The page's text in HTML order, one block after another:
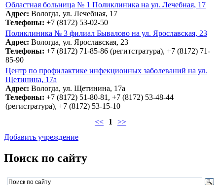
Областная больница № 1 Поликлиника на ул. Лечебная, 17
Адрес: Вологда, ул. Лечебная, 17
Телефоны: +7 (8172) 53-02-50
Поликлиника № 3 филиал Бывалово на ул. Ярославская, 23
Адрес: Вологда, ул. Ярославская, 23
Телефоны: +7 (8172) 71-85-86 (регитстратура), +7 (8172) 71-
85-90
Центр по профилактике инфекционных заболеваний на ул.
Щетинина, 17а
Адрес: Вологда, ул. Щетинина, 17а
Телефоны: +7 (8172) 51-80-81, +7 (8172) 53-48-44
(регистратура), +7 (8172) 53-15-10
<<
1 >>
Добавить учреждение
Поиск по сайту